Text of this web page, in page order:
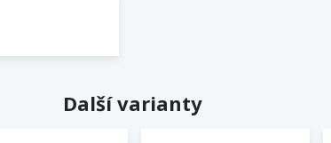
Další varianty